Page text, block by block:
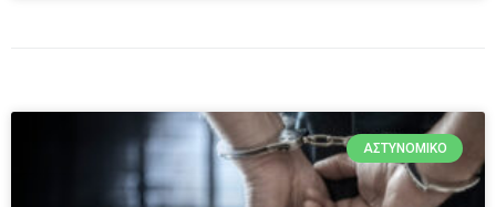
ΑΣΤΥΝΟΜΙΚΌ